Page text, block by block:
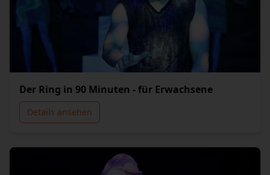
Der Ring in 90 Minuten - für Erwachsene
Details ansehen